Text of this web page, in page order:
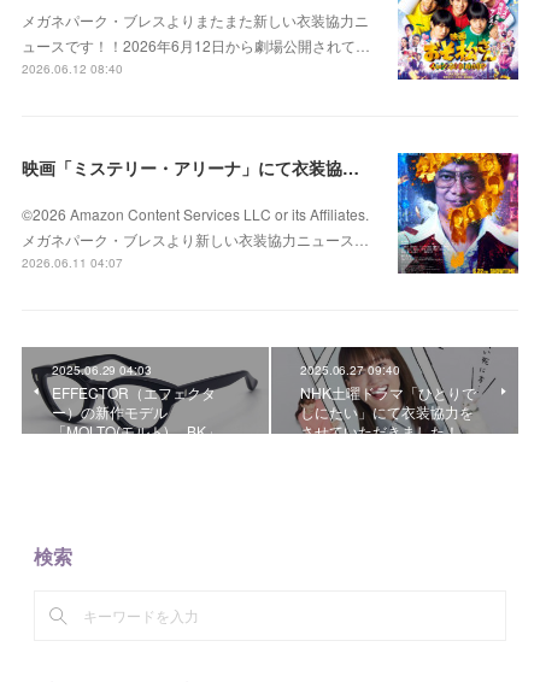
メガネパーク・ブレスよりまたまた新しい衣装協力ニ
ュースです！！2026年6月12日から劇場公開されて…
2026.06.12 08:40
映画「ミステリー・アリーナ」にて衣装協力をさせていただきました！
©2026 Amazon Content Services LLC or its Affiliates.
メガネパーク・ブレスより新しい衣装協力ニュース…
2026.06.11 04:07
2025.06.29 04:03
EFFECTOR（エフェクタ
ー）の新作モデル
「MOLTO(モルト) BK」…
2025.06.27 09:40
NHK土曜ドラマ「ひとりで
しにたい」にて衣装協力を
させていただきました！
検索